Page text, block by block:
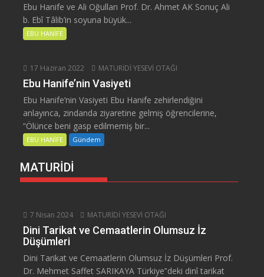
Ebu Hanife ve Ali Oğulları Prof. Dr. Ahmet AK Sonuç Ali
b. Ebî Tâlib’in soyuna büyük...
EBU HANİFE
17 Haziran 2022 MATURİDİ YESEVİ OTAĞI
Ebu Hanife’nin Vasiyeti
Ebu Hanife’nin Vasiyeti Ebu Hanife zehirlendiğini
anlayınca, zindanda ziyaretine gelmiş öğrencilerine,
“Ölünce beni gasp edilmemiş bir...
EBU HANİFE Gündem
MATURİDİ
7 Nisan 2024 MATURİDİ YESEVİ OTAĞI
Dini Tarikat ve Cemaatlerin Olumsuz İz
Düşümleri
Dini Tarikat ve Cemaatlerin Olumsuz İz Düşümleri Prof.
Dr. Mehmet Saffet SARIKAYA Türkiye‟deki dinî tarikat